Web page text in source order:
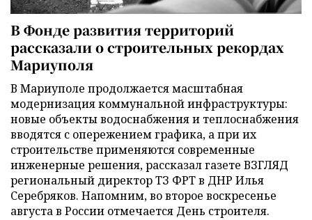
В Фонде развития территорий
рассказали о строительных рекордах
Мариуполя
В Мариуполе продолжается масштабная
модернизация коммунальной инфраструктуры:
новые объекты водоснабжения и теплоснабжения
вводятся с опережением графика, а при их
строительстве применяются современные
инженерные решения, рассказал газете ВЗГЛЯД
региональный директор ТЗ ФРТ в ДНР Илья
Серебряков. Напомним, во второе воскресенье
августа в России отмечается День строителя.